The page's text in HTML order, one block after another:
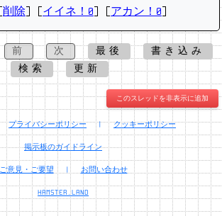
削除 イイネ！0 アカン！0
前 次 最後
書き込み
検索
更新
このスレッドを非表示に追加
プライバシーポリシー | クッキーポリシー
掲示板のガイドライン
ご意見・ご要望 | お問い合わせ
HAMSTER.LAND